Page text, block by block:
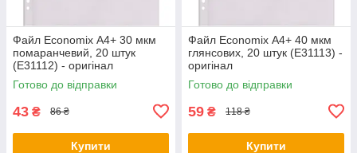
Файл Economix А4+ 30 мкм
помаранчевий, 20 штук
(E31112) - оригінал
Готово до відправки
43 ₴ 86 ₴
Купити
Файл Economix А4+ 40 мкм
глянсових, 20 штук (E31113) -
оригінал
Готово до відправки
59 ₴ 118 ₴
Купити